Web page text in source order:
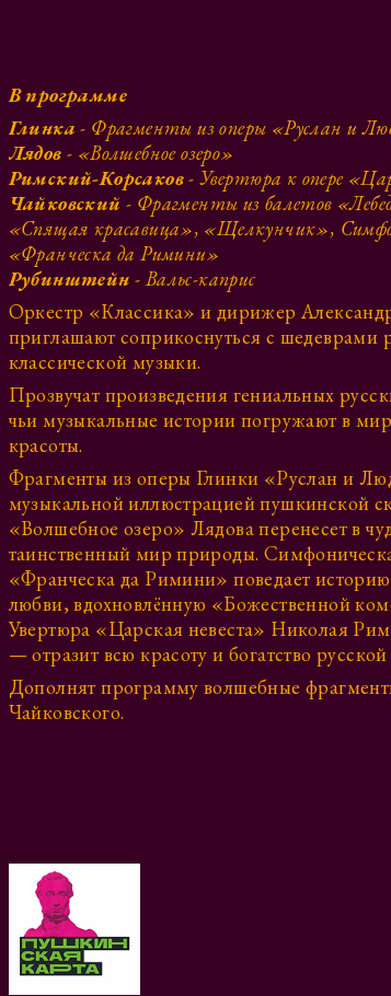
В программе
Глинка - Фрагменты из оперы «Руслан и
Лядов - «Волшебное озеро»
Римский-Корсаков- Увертюра к опере
Чайковский - Фрагменты из балетов
«Спящая красавица», «Щелкунчик»,
«Франческа да Римини»
Рубинштейн - Вальс-каприс
Оркестр «Классика» и дирижер
приглашают соприкоснуться с шедеврами
классической музыки.
Прозвучат произведения гениальных
чьи музыкальные истории погружают в
красоты.
Фрагменты из оперы Глинки «Руслан и
музыкальной иллюстрацией пушкинской
«Волшебное озеро» Лядова перенесет в
таинственный мир природы.
«Франческа да Римини» поведает историю
любви, вдохновлённую «Божественной
Увертюра «Царская невеста» Николая
— отразит всю красоту и богатство
Дополнят программу волшебные
Чайковского.